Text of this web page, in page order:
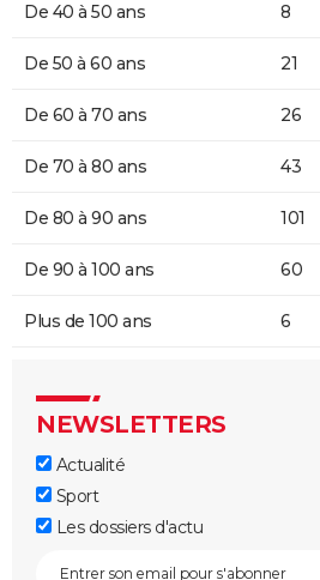
De 40 à 50 ans 8
De 50 à 60 ans 21
De 60 à 70 ans 26
De 70 à 80 ans 43
De 80 à 90 ans 101
De 90 à 100 ans 60
Plus de 100 ans 6
NEWSLETTERS
Actualité
Sport
Les dossiers d'actu